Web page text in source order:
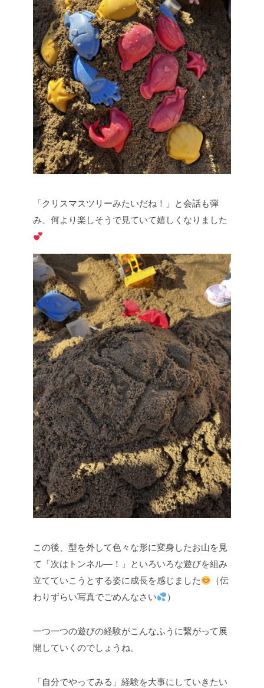
「クリスマスツリーみたいだね！」と会話も弾
み、何より楽しそうで見ていて嬉しくなりました
この後、型を外して色々な形に変身したお山を見
て「次はトンネル―！」といろいろな遊びを組み
立てていこうとする姿に成長を感じました
（伝
わりずらい写真でごめんなさい
）
一つ一つの遊びの経験がこんなふうに繋がって展
開していくのでしょうね。
「自分でやってみる」経験を大事にしていきたい